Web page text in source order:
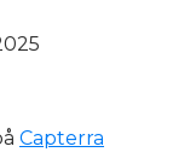
Capterra